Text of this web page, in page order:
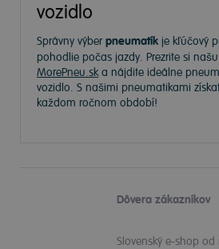
vozidlo
Správny výberpneumatík je kľúčový
pohodlie počas jazdy. Prezrite si
MorePneu.ska nájdite ideálne
vozidlo. S našimi pneumatikami
každom ročnom období!
Dôvera zákazníkov
Slovenský e-shop od